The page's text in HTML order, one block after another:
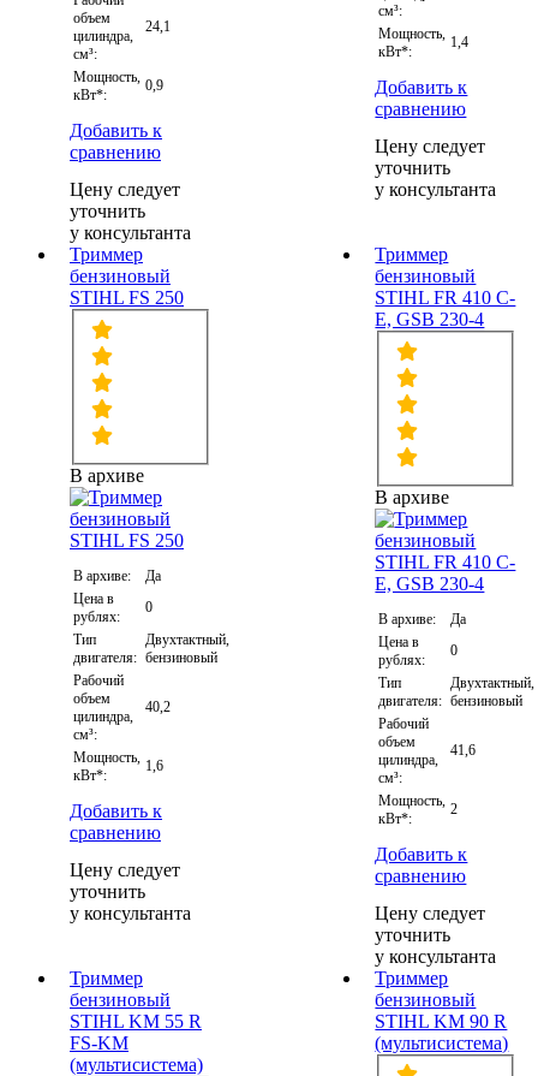
объем
цилиндра,
см³:
24,1
Мощность,
кВт*:
0,9
Добавить к
сравнению
Цену следует
уточнить
у консультанта
см³:
Мощность,
кВт*:
1,4
Добавить к
сравнению
Цену следует
уточнить
у консультанта
Триммер
бензиновый
STIHL FS 250
В архиве
В архиве:
Да
Цена в
рублях:
0
Тип
двигателя:
Двухтактный,
бензиновый
Рабочий
объем
цилиндра,
см³:
40,2
Мощность,
кВт*:
1,6
Добавить к
сравнению
Цену следует
уточнить
у консультанта
Триммер
бензиновый
STIHL FR 410 C-
E, GSB 230-4
В архиве
В архиве:
Да
Цена в
рублях:
0
Тип
двигателя:
Двухтактный,
бензиновый
Рабочий
объем
цилиндра,
см³:
41,6
Мощность,
кВт*:
2
Добавить к
сравнению
Цену следует
уточнить
у консультанта
Триммер
бензиновый
STIHL KM 55 R
FS-KM
(мультисистема)
Триммер
бензиновый
STIHL KM 90 R
(мультисистема)